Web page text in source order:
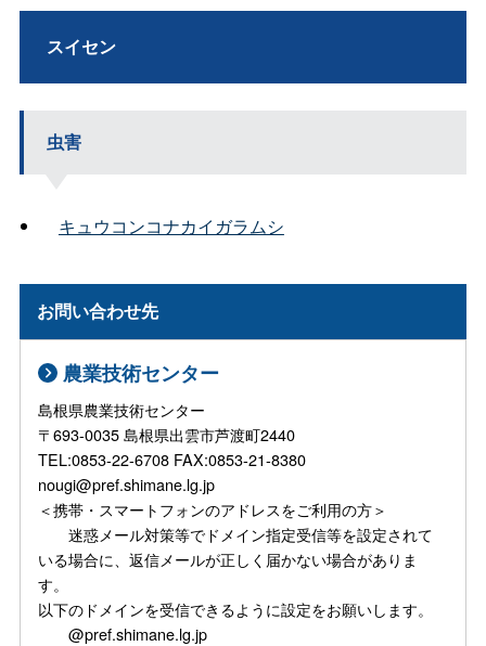
スイセン
虫害
キュウコンコナカイガラムシ
お問い合わせ先
農業技術センター
島根県農業技術センター
〒693-0035 島根県出雲市芦渡町2440
TEL:0853-22-6708 FAX:0853-21-8380
nougi@pref.shimane.lg.jp
＜携帯・スマートフォンのアドレスをご利用の方＞
迷惑メール対策等でドメイン指定受信等を設定されて
いる場合に、返信メールが正しく届かない場合がありま
す。
以下のドメインを受信できるように設定をお願いします。
@pref.shimane.lg.jp